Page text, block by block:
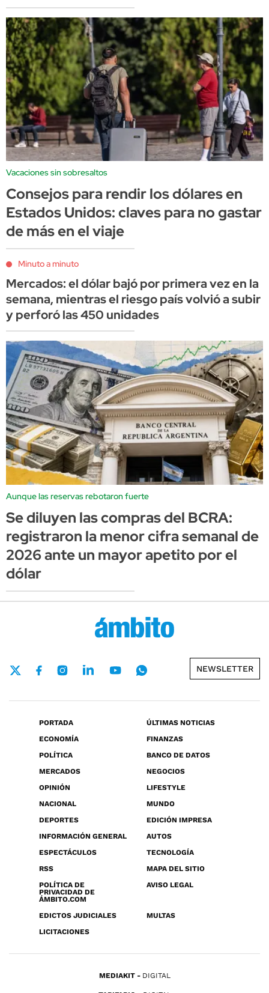
Vacaciones sin sobresaltos
Consejos para rendir los dólares en
Estados Unidos: claves para no gastar
de más en el viaje
Minuto a minuto
Mercados: el dólar bajó por primera vez en la
semana, mientras el riesgo país volvió a subir
y perforó las 450 unidades
Aunque las reservas rebotaron fuerte
Se diluyen las compras del BCRA:
registraron la menor cifra semanal de
2026 ante un mayor apetito por el
dólar
NEWSLETTER
PORTADA
ÚLTIMAS NOTICIAS
ECONOMÍA
FINANZAS
POLÍTICA
BANCO DE DATOS
MERCADOS
NEGOCIOS
OPINIÓN
LIFESTYLE
NACIONAL
MUNDO
DEPORTES
EDICIÓN IMPRESA
INFORMACIÓN GENERAL
AUTOS
ESPECTÁCULOS
TECNOLOGÍA
RSS
MAPA DEL SITIO
POLÍTICA DE
PRIVACIDAD DE
ÁMBITO.COM
AVISO LEGAL
EDICTOS JUDICIALES
MULTAS
LICITACIONES
MEDIAKIT DIGITAL